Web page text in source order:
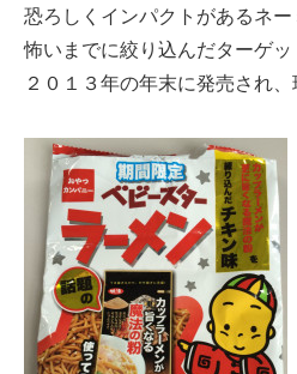
恐ろしくインパクトがあるネー
怖いまでに絞り込んだターゲッ
２０１３年の年末に発売され